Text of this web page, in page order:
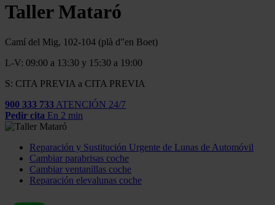
Taller Mataró
Camí del Mig, 102-104 (plà d"en Boet)
L-V: 09:00 a 13:30 y 15:30 a 19:00
S: CITA PREVIA a CITA PREVIA
900 333 733 ATENCIÓN 24/7
Pedir cita En 2 min
Reparación y Sustitución Urgente de Lunas de Automóvil
Cambiar parabrisas coche
Cambiar ventanillas coche
Reparación elevalunas coche